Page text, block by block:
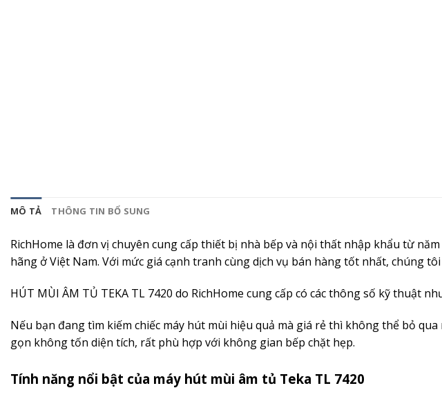
MÔ TẢ THÔNG TIN BỔ SUNG
RichHome là đơn vị chuyên cung cấp thiết bị nhà bếp và nội thất nhập khẩu từ
hãng ở Việt Nam. Với mức giá cạnh tranh cùng dịch vụ bán hàng tốt nhất, chúng
HÚT MÙI ÂM TỦ TEKA TL 7420 do RichHome cung cấp có các thông số kỹ thuật
Nếu bạn đang tìm kiếm chiếc máy hút mùi hiệu quả mà giá rẻ thì không thể bỏ qua
gọn không tốn diện tích, rất phù hợp với không gian bếp chặt hẹp.
Tính năng nổi bật của máy hút mùi âm tủ Teka TL 7420